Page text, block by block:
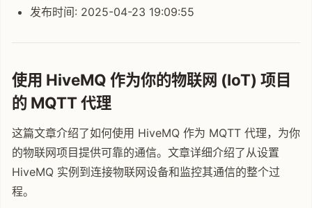
发布时间: 2025-04-23 19:09:55
使用 HiveMQ 作为你的物联网 (IoT) 项目
的 MQTT 代理
这篇文章介绍了如何使用 HiveMQ 作为 MQTT 代理，为你
的物联网项目提供可靠的通信。文章详细介绍了从设置
HiveMQ 实例到连接物联网设备和监控其通信的整个过
程。